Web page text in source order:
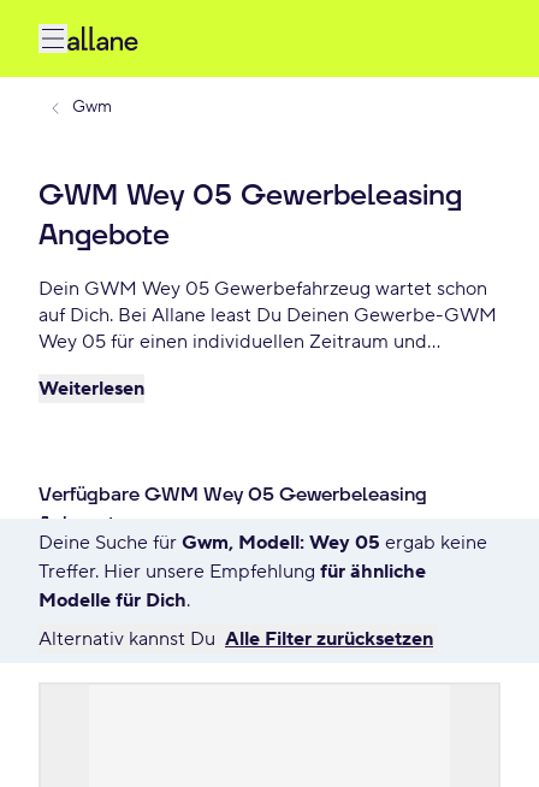
Gwm
GWM Wey 05 Gewerbeleasing
Angebote
Dein GWM Wey 05 Gewerbefahrzeug wartet schon
auf Dich. Bei Allane least Du Deinen Gewerbe-GWM
Wey 05 für einen individuellen Zeitraum und
GWM Wey 05 kaufen möchtest oder zurückgeben
Weiterlesen
Verfügbare GWM Wey 05 Gewerbeleasing
Anbegote
7558 Angebote für Deine Suche
Deine Suche für Gwm, Modell: Wey 05 ergab keine
Treffer. Hier unsere Empfehlung für ähnliche
Modelle für Dich.
Alternativ kannst Du Alle Filter zurücksetzen